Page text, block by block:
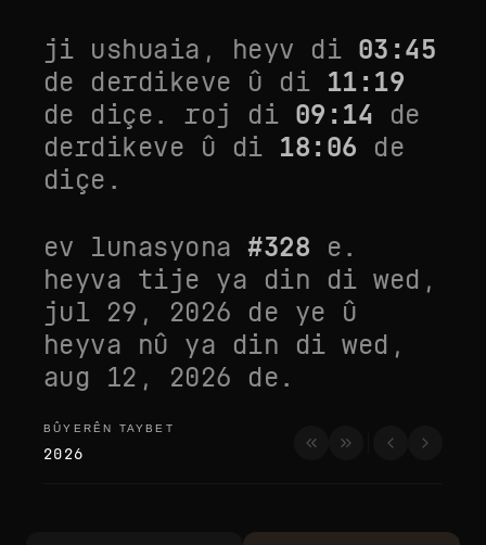
ji ushuaia , heyv di 03:45
de derdikeve û di 11:19
de diçe. roj di 09:14 de
derdikeve û di 18:06 de
diçe.
ev lunasyona#328 e.
heyva tije ya din diwed,
jul 29, 2026 de ye û
heyva nû ya din diwed,
aug 12, 2026 de.
bûyerên taybet
BÛYERÊN TAYBET
2026